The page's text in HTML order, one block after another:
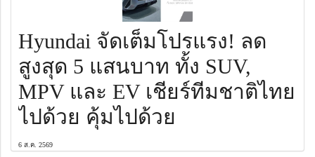
Hyundai จัดเต็มโปรแรง! ลด
สูงสุด 5 แสนบาท ทั้ง SUV,
MPV และ EV เชียร์ทีมชาติไทย
ไปด้วย คุ้มไปด้วย
6 ส.ค. 2569